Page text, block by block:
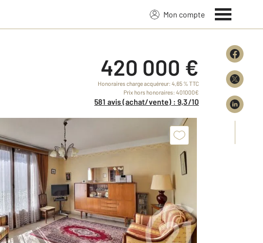
Mon compte
420 000 €
Honoraires charge acquéreur: 4,65 % TTC
Prix hors honoraires: 401000€
581 avis (achat/vente) : 9,3/10